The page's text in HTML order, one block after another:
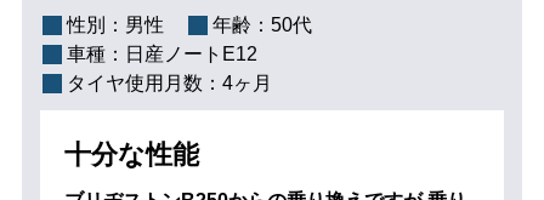
性別： 男性 年齢： 50代
車種： 日産ノートE12
タイヤ使用月数： 4ヶ月
十分な性能